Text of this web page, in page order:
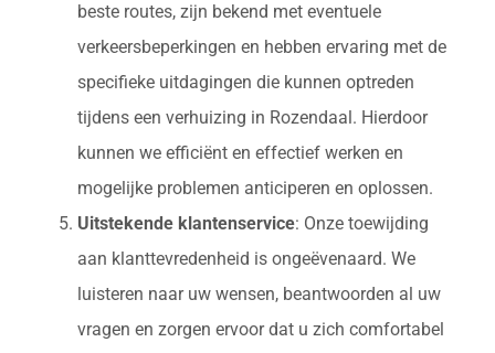
beste routes, zijn bekend met eventuele
verkeersbeperkingen en hebben ervaring met de
specifieke uitdagingen die kunnen optreden
tijdens een verhuizing in Rozendaal. Hierdoor
kunnen we efficiënt en effectief werken en
mogelijke problemen anticiperen en oplossen.
Uitstekende klantenservice: Onze toewijding
aan klanttevredenheid is ongeëvenaard. We
luisteren naar uw wensen, beantwoorden al uw
vragen en zorgen ervoor dat u zich comfortabel